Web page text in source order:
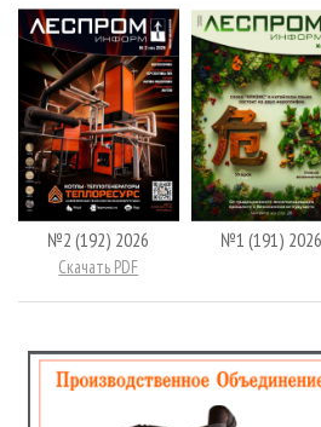
№2 (192) 2026
Скачать PDF
№1 (191) 2026